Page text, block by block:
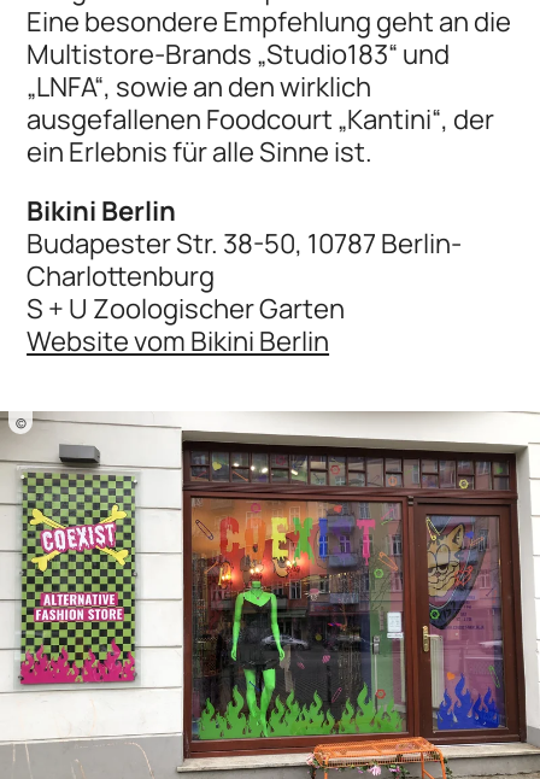
Eine besondere Empfehlung geht an die
Multistore-Brands „Studio183“ und
„LNFA“, sowie an den wirklich
ausgefallenen Foodcourt „Kantini“, der
ein Erlebnis für alle Sinne ist.
Bikini Berlin
Budapester Str. 38-50, 10787 Berlin-
Charlottenburg
S + U Zoologischer Garten
Website vom Bikini Berlin
©